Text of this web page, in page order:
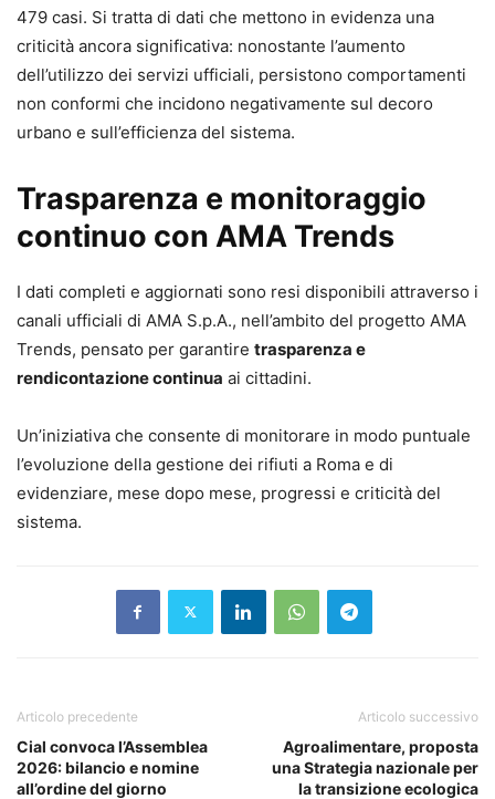
479 casi. Si tratta di dati che mettono in evidenza una
criticità ancora significativa: nonostante l’aumento
dell’utilizzo dei servizi ufficiali, persistono comportamenti
non conformi che incidono negativamente sul decoro
urbano e sull’efficienza del sistema.
Trasparenza e monitoraggio
continuo con AMA Trends
I dati completi e aggiornati sono resi disponibili attraverso i
canali ufficiali di AMA S.p.A., nell’ambito del progetto AMA
Trends, pensato per garantire trasparenza e
rendicontazione continua ai cittadini.
Un’iniziativa che consente di monitorare in modo puntuale
l’evoluzione della gestione dei rifiuti a Roma e di
evidenziare, mese dopo mese, progressi e criticità del
sistema.
Articolo precedente
Cial convoca l’Assemblea
2026: bilancio e nomine
all’ordine del giorno
Articolo successivo
Agroalimentare, proposta
una Strategia nazionale per
la transizione ecologica